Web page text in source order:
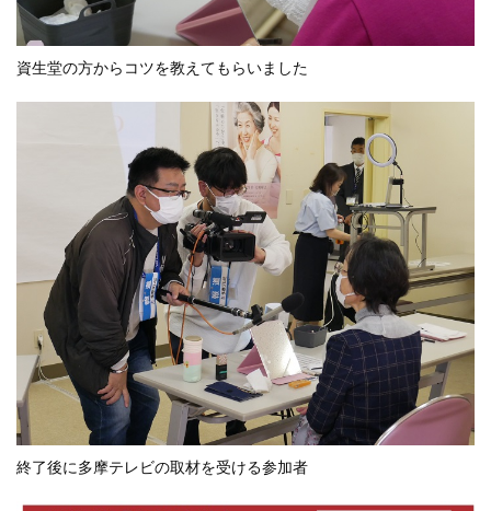
資生堂の方からコツを教えてもらいました
終了後に多摩テレビの取材を受ける参加者